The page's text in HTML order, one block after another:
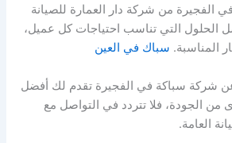
الفجيرة من شركة دار العمارة للصيانة
الحلول التي تناسب احتياجات كل عميل،
المناسبة. سباك في العين
شركة سباكة في الفجيرة تقدم لك أفضل
الجودة، فلا تتردد في التواصل مع
العامة.